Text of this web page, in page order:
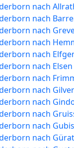
nach
nach
nach
nach
nach
nach Elsen
nach
nach
nach
nach
nach
nach